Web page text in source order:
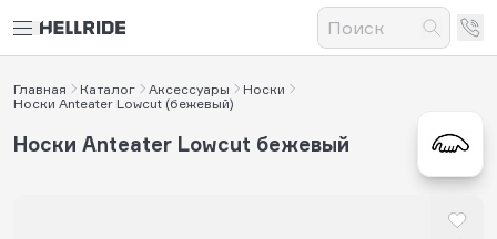
Главная Каталог Аксессуары
Носки
Носки Anteater Lowcut (бежевый)
Носки Anteater Lowcut бежевый